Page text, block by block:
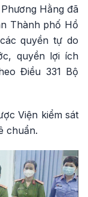
Hằng đã
Thành phố Hồ
quyền tự do
quyền lợi ích
Điều 331 Bộ
Viện kiểm sát
chuẩn.